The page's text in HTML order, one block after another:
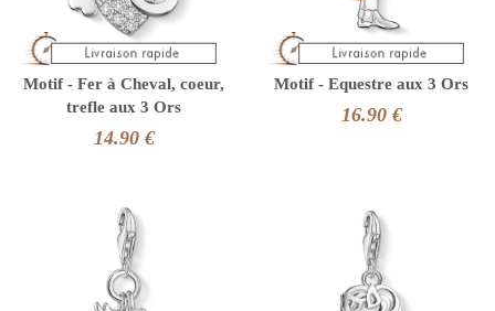
Motif - Fer à Cheval, coeur,
trefle aux 3 Ors
14.90 €
Motif - Equestre aux 3 Ors
16.90 €